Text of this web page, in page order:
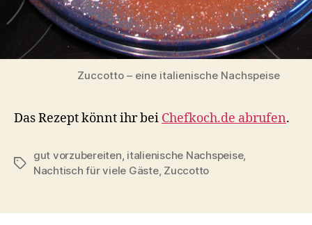
Zuccotto – eine italienische Nachspeise
Das Rezept könnt ihr bei Chefkoch.de abrufen.
Schlagwörter
gut vorzubereiten italienische Nachspeise,
Nachtisch für viele Gäste, Zuccotto